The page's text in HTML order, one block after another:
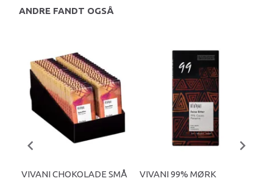
ANDRE FANDT OGSÅ
VIVANI CHOKOLADE SMÅ
VIVANI 99% MØRK